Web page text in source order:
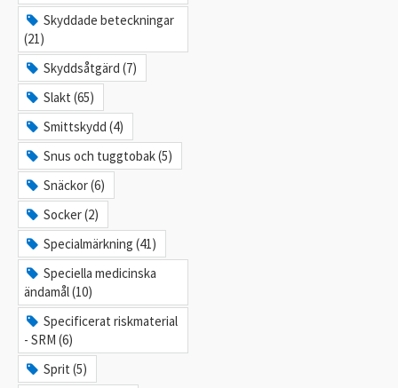
Skyddade beteckningar
(21)
Skyddsåtgärd (7)
Slakt (65)
Smittskydd (4)
Snus och tuggtobak (5)
Snäckor (6)
Socker (2)
Specialmärkning (41)
Speciella medicinska
ändamål (10)
Specificerat riskmaterial
- SRM (6)
Sprit (5)